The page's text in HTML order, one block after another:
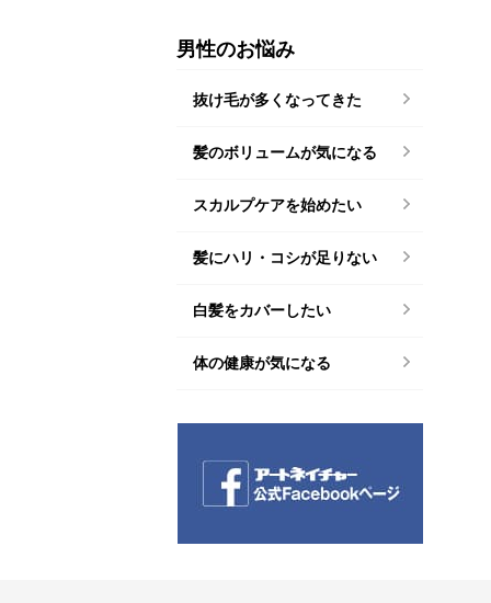
男性のお悩み
抜け毛が多くなってきた
髪のボリュームが気になる
スカルプケアを始めたい
髪にハリ・コシが足りない
白髪をカバーしたい
体の健康が気になる